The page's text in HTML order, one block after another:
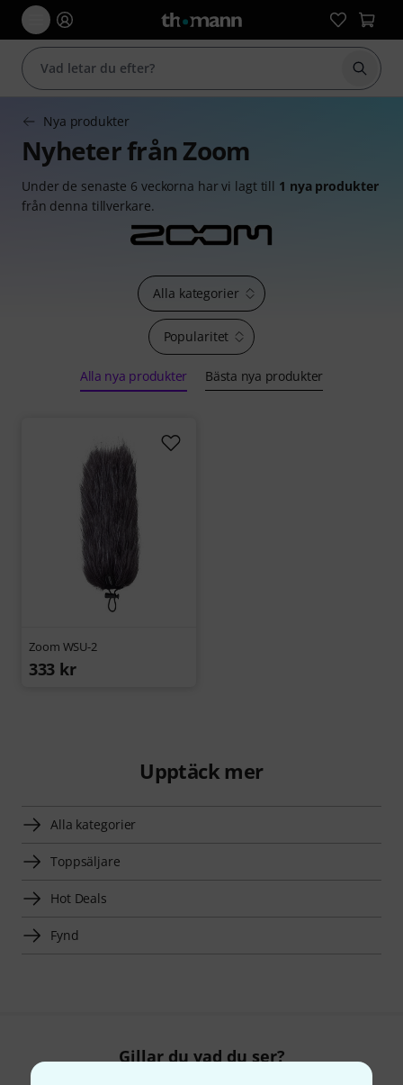
Börja
Nya produkter
Nyheter från Zoom
Under de senaste 6 veckorna har vi lagt till 1 nya produkter
från denna tillverkare.
Popularitet
Alla kategorier
Alla nya produkter Bästa nya produkter
Zoom WSU-2
333 kr
Upptäck mer
Alla kategorier
Toppsäljare
Hot Deals
Fynd
Gillar du vad du ser?